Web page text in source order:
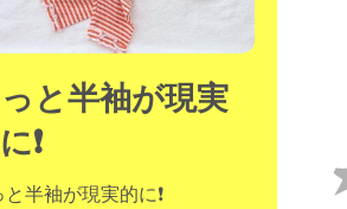
と半袖が現実
❗️
半袖が現実的に❗️